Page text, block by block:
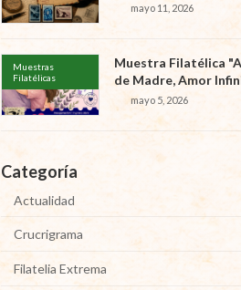
mayo 11, 2026
Muestras
Filatélicas
Muestra Filatélica
de Madre, Amor
mayo 5, 2026
Categoría
Actualidad
Crucrigrama
Filatelia Extrema